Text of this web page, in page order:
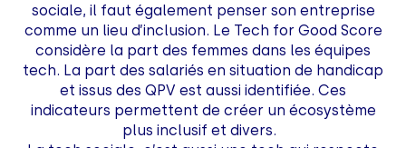
sociale, il faut également penser son entreprise
comme un lieu d’inclusion. Le Tech for Good Score
considère la part des femmes dans les équipes
tech. La part des salariés en situation de handicap
et issus des QPV est aussi identifiée. Ces
indicateurs permettent de créer un écosystème
plus inclusif et divers.